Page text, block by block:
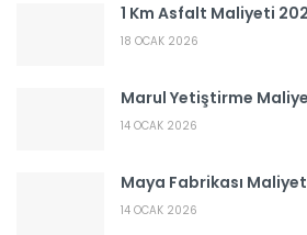
1 Km Asfalt Maliyeti
18 OCAK 2026
Marul Yetiştirme
14 OCAK 2026
Maya Fabrikası
14 OCAK 2026